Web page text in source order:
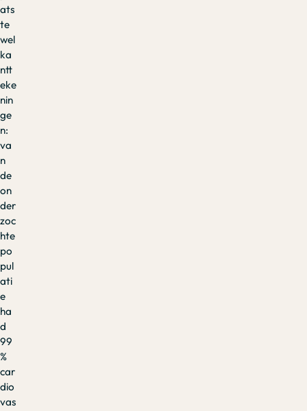
ats
te
wel
ka
ntt
eke
nin
ge
n:
va
n
de
on
der
zoc
hte
po
pul
ati
e
ha
d
99
%
car
dio
vas